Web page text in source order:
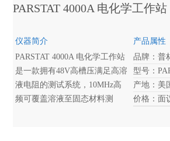
PARSTAT 4000A 电化学工作站
仪器简介
PARSTAT 4000A 电化学工作站
是一款拥有48V高槽压满足高溶
液电阻的测试系统，10MHz高
频可覆盖溶液至固态材料测
产品属性
品牌：普
型号：
产地：美
价格：面